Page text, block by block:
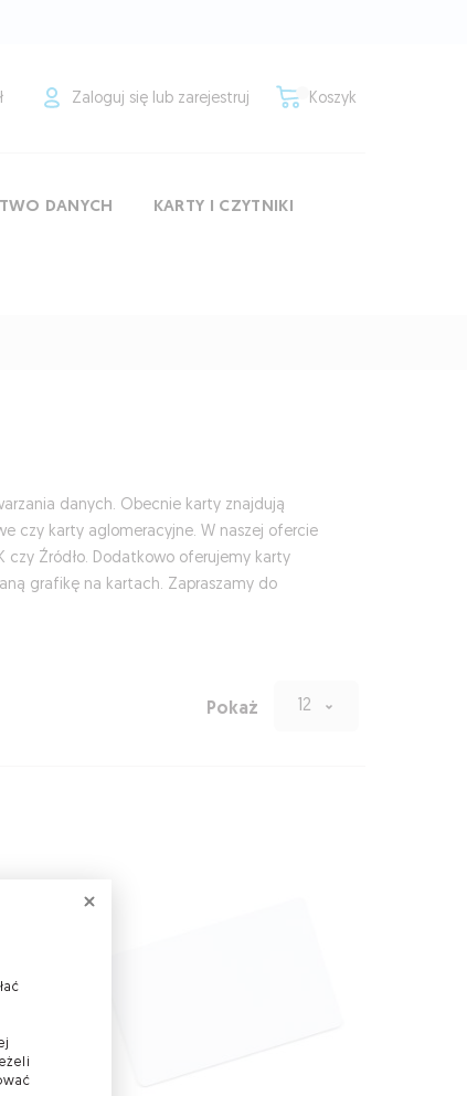
Koszyk
Zaloguj się lub zarejestruj
DANYCH KARTY I CZYTNIKI
danych. Obecnie karty znajdują
czy karty aglomeracyjne. W naszej ofercie
czy Źródło. Dodatkowo oferujemy karty
grafikę na kartach. Zapraszamy do
Pokaż 12